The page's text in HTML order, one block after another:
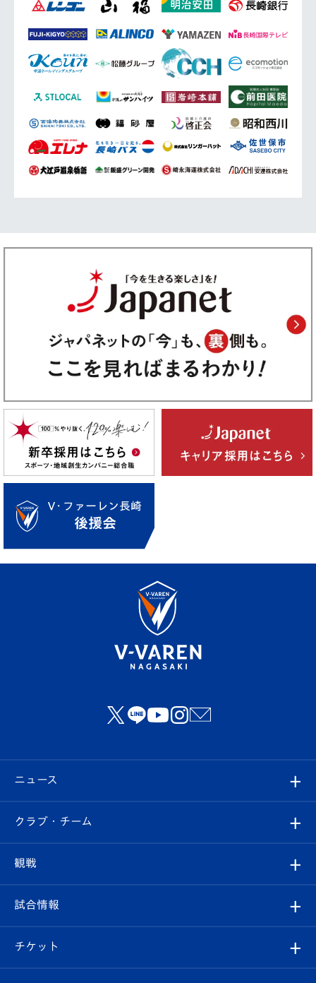
ニュース
すべて
クラブ
試合情報
クラブ・チーム
クラブ概要
エンブレム紹介
観戦
観戦ルール
はじめての観戦ガイド
試合情報
試合日程/結果
チケット